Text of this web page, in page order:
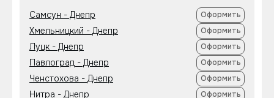
Самсун - Днепр Оформить
Хмельницкий - Днепр Оформить
Луцк - Днепр Оформить
Павлоград - Днепр Оформить
Ченстохова - Днепр Оформить
Нитра - Днепр Оформить